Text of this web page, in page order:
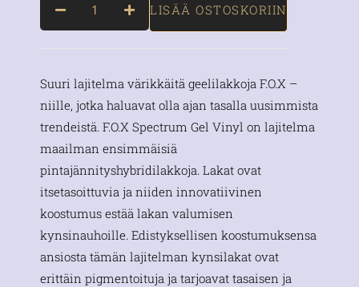
LISÄÄ OSTOSKORIIN
Suuri lajitelma värikkäitä geelilakkoja F.O.X –
niille, jotka haluavat olla ajan tasalla uusimmista
trendeistä. F.O.X Spectrum Gel Vinyl on lajitelma
maailman ensimmäisiä
pintajännityshybridilakkoja. Lakat ovat
itsetasoittuvia ja niiden innovatiivinen
koostumus estää lakan valumisen
kynsinauhoille. Edistyksellisen koostumuksensa
ansiosta tämän lajitelman kynsilakat ovat
erittäin pigmentoituja ja tarjoavat tasaisen ja